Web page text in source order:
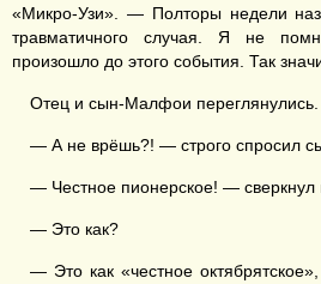
«Микро-Узи». — Полторы недели
травматичного случая. Я не
произошло до этого события. Так
Отец и сын-Малфои переглянулись.
— А не врёшь?! — строго спросил
— Честное пионерское! — сверкнул
— Это как?
— Это как «честное